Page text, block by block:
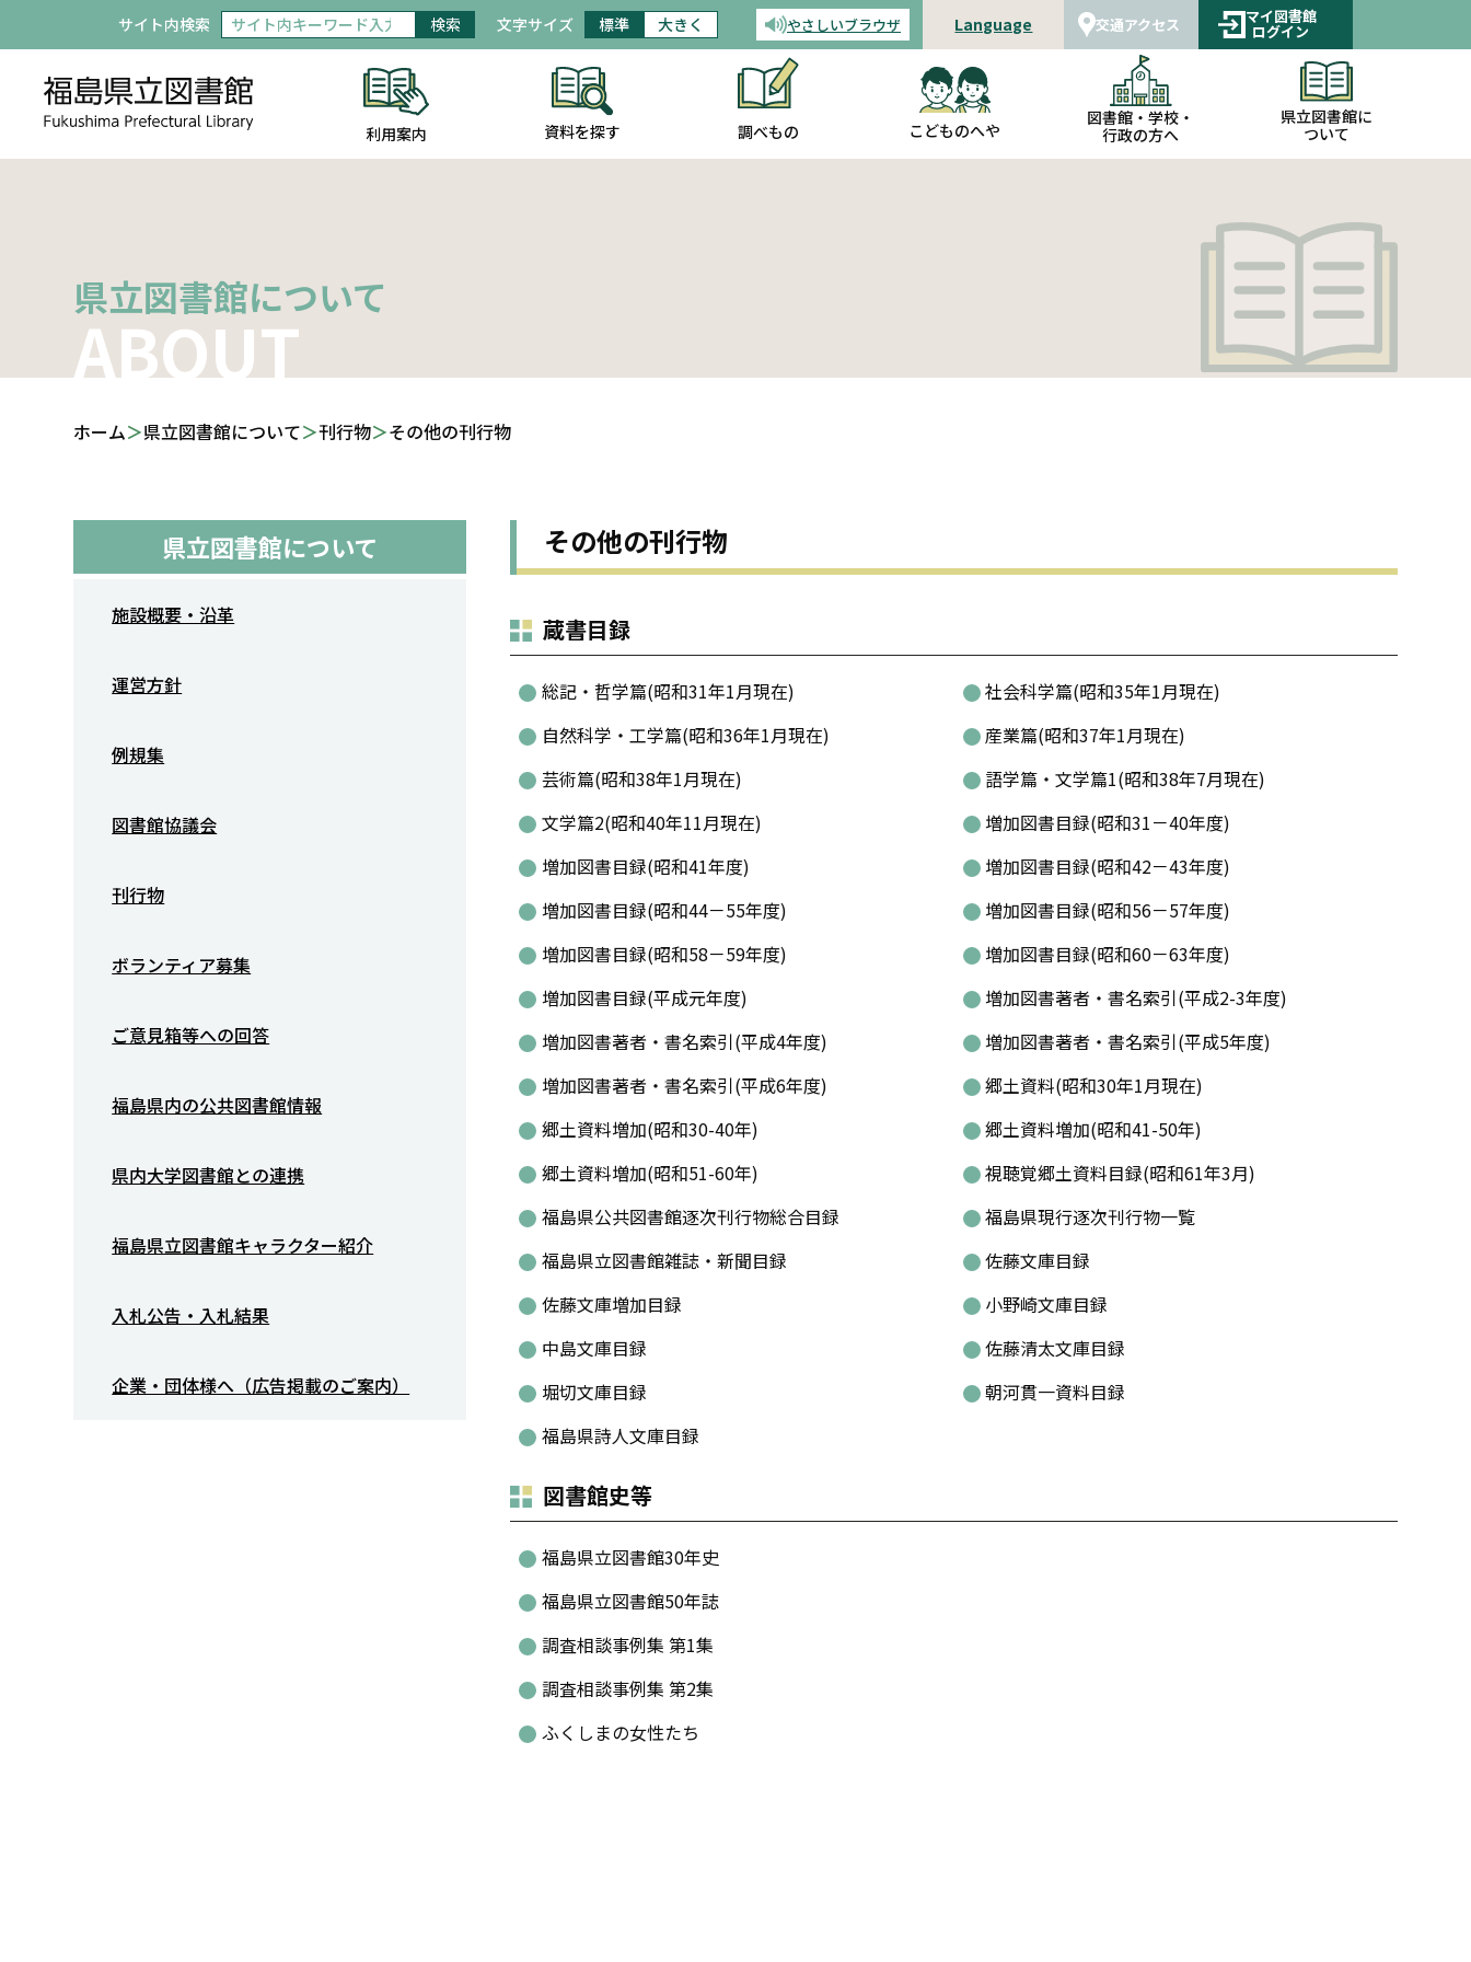
サイト内検索 検索 文字サイズ 標準 大きく 音声読み上げ
やさしいブラウザ Language 交通アクセス マイ図書館
ログイン
利用案内 資料を探す 調べもの こどものへや
図書館・学校・
行政の方へ
県立図書館に
ついて
県立図書館について
ABOUT
ホーム 県立図書館について 刊行物 その他の刊行物
県立図書館について
施設概要・沿革
運営方針
例規集
図書館協議会
刊行物
ボランティア募集
ご意見箱等への回答
福島県内の公共図書館情報
県内大学図書館との連携
福島県立図書館キャラクター紹介
入札公告・入札結果
企業・団体様へ（広告掲載のご案内）
その他の刊行物
蔵書目録
総記・哲学篇(昭和31年1月現在)
社会科学篇(昭和35年1月現在)
自然科学・工学篇(昭和36年1月現在)
産業篇(昭和37年1月現在)
芸術篇(昭和38年1月現在)
語学篇・文学篇1(昭和38年7月現在)
文学篇2(昭和40年11月現在)
増加図書目録(昭和31－40年度)
増加図書目録(昭和41年度)
増加図書目録(昭和42－43年度)
増加図書目録(昭和44－55年度)
増加図書目録(昭和56－57年度)
増加図書目録(昭和58－59年度)
増加図書目録(昭和60－63年度)
増加図書目録(平成元年度)
増加図書著者・書名索引(平成2-3年度)
増加図書著者・書名索引(平成4年度)
増加図書著者・書名索引(平成5年度)
増加図書著者・書名索引(平成6年度)
郷土資料(昭和30年1月現在)
郷土資料増加(昭和30-40年)
郷土資料増加(昭和41-50年)
郷土資料増加(昭和51-60年)
視聴覚郷土資料目録(昭和61年3月)
福島県公共図書館逐次刊行物総合目録
福島県現行逐次刊行物一覧
福島県立図書館雑誌・新聞目録
佐藤文庫目録
佐藤文庫増加目録
小野崎文庫目録
中島文庫目録
佐藤清太文庫目録
堀切文庫目録
朝河貫一資料目録
福島県詩人文庫目録
図書館史等
福島県立図書館30年史
福島県立図書館50年誌
調査相談事例集 第1集
調査相談事例集 第2集
ふくしまの女性たち